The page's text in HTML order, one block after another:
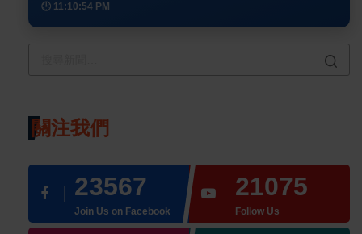
🕒 11:10:54 PM
關注我們
23567
Join Us on Facebook
21075
Follow Us